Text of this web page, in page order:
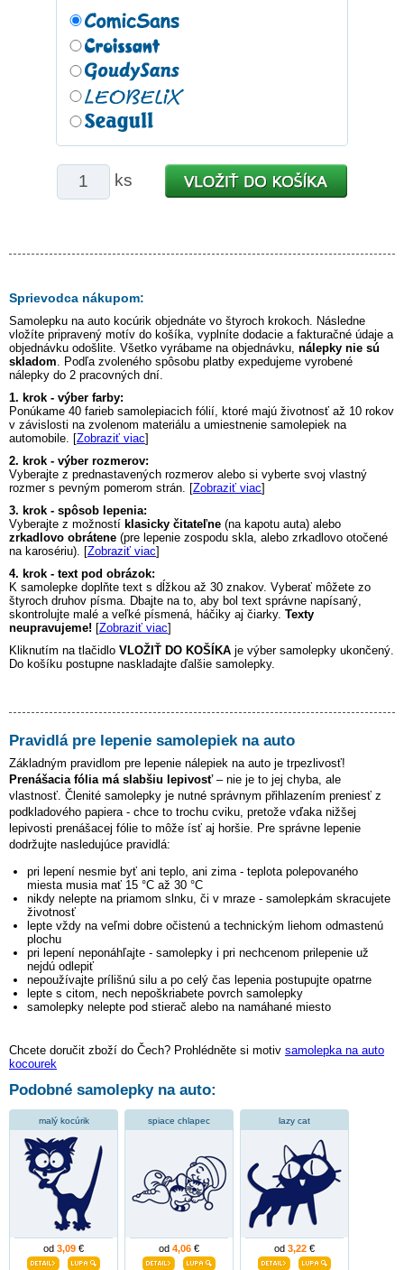
ks
Sprievodca nákupom:
Samolepku na auto kocúrik objednáte vo štyroch krokoch. Následne
vložíte pripravený motív do košíka, vyplníte dodacie a fakturačné údaje a
objednávku odošlite. Všetko vyrábame na objednávku, nálepky nie sú
skladom . Podľa zvoleného spôsobu platby expedujeme vyrobené
nálepky do 2 pracovných dní.
1. krok - výber farby:
Ponúkame 40 farieb samolepiacich fólií, ktoré majú životnosť až 10 rokov
v závislosti na zvolenom materiálu a umiestnenie samolepiek na
automobile. [Zobraziť viac]
2. krok - výber rozmerov:
Vyberajte z prednastavených rozmerov alebo si vyberte svoj vlastný
rozmer s pevným pomerom strán. [Zobraziť viac]
3. krok - spôsob lepenia:
Vyberajte z možností klasicky čitateľne (na kapotu auta) alebo
zrkadlovo obrátene (pre lepenie zospodu skla, alebo zrkadlovo otočené
na karosériu). [Zobraziť viac]
4. krok - text pod obrázok:
K samolepke doplňte text s dĺžkou až 30 znakov. Vyberať môžete zo
štyroch druhov písma. Dbajte na to, aby bol text správne napísaný,
skontrolujte malé a veľké písmená, háčiky aj čiarky. Texty
neupravujeme! [Zobraziť viac]
Kliknutím na tlačidlo VLOŽIŤ DO KOŠÍKA je výber samolepky ukončený.
Do košíku postupne naskladajte ďalšie samolepky.
Pravidlá pre lepenie samolepiek na auto
Základným pravidlom pre lepenie nálepiek na auto je trpezlivosť!
Prenášacia fólia má slabšiu lepivosť– nie je to jej chyba, ale
vlastnosť. Členité samolepky je nutné správnym přihlazením preniesť z
podkladového papiera - chce to trochu cviku, pretože vďaka nižšej
lepivosti prenášacej fólie to môže ísť aj horšie. Pre správne lepenie
dodržujte nasledujúce pravidlá:
pri lepení nesmie byť ani teplo, ani zima - teplota polepovaného
miesta musia mať 15 °C až 30 °C
nikdy nelepte na priamom slnku, či v mraze - samolepkám skracujete
životnosť
lepte vždy na veľmi dobre očistenú a technickým liehom odmastenú
plochu
pri lepení neponáhľajte - samolepky i pri nechcenom prilepenie už
nejdú odlepiť
nepoužívajte prílišnú silu a po celý čas lepenia postupujte opatrne
lepte s citom, nech nepoškriabete povrch samolepky
samolepky nelepte pod stierač alebo na namáhané miesto
Chcete doručit zboží do Čech? Prohlédněte si motiv samolepka na auto
kocourek
Podobné samolepky na auto:
malý kocúrik
od 3,09 €
spiace chlapec
od 4,06 €
lazy cat
od 3,22 €